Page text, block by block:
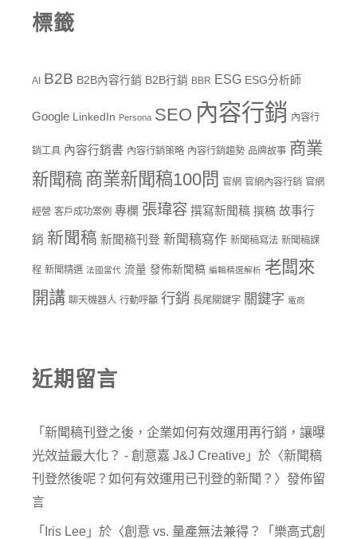
標籤
AI B2B B2B內容行銷 B2B行銷 BBR ESG ESG分析師
Google LinkedIn Persona SEO 內容行銷 內容行
銷工具 內容行銷書 內容行銷策略 內容行銷趨勢 品牌故事 商業
新聞稿 商業新聞稿100問 官網 官網內容行銷 官網
經營 客戶成功案例 專欄 張瑋容 撰寫新聞稿 撰稿 故事行
銷 新聞稿 新聞稿刊登 新聞稿寫作 新聞稿寫法 新聞稿課
程 新聞精選 法國當代 流量 發佈新聞稿 編輯精選解析 老闆來
開講 聊天機器人 行動呼籲 行銷 長尾關鍵字 關鍵字 電商
近期留言
「 新聞稿刊登之後，企業如何有效運用再行銷，讓曝
光效益最大化？ - 創意嘉 J&J Creative 」於〈新聞稿
刊登然後呢？如何有效運用已刊登的新聞？ 〉發佈留
言
「 Iris Lee 」於〈創意 vs. 量產無法兼得？「樂高式創